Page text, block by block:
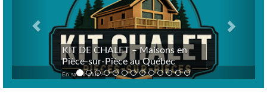
KIT DE CHALET – Maisons en
Pièce-sur-Pièce au Québec
En savoir plus >